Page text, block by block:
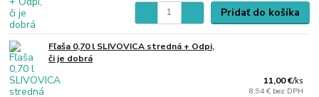
Pridať do košíka
Fľaša 0,70 l SLIVOVICA stredná + Odpi,
či je dobrá
11,00 €/ks
8,94 € bez DPH